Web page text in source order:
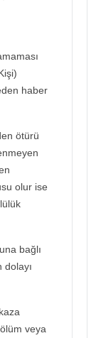
haber
ötürü
olur ise
bağlı
veya